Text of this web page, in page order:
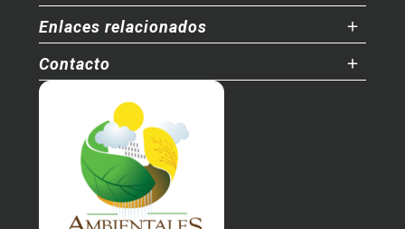
Enlaces relacionados
Contacto